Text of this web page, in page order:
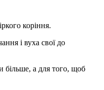
коріння.
і вуха свої до
більше, а для того, щоб